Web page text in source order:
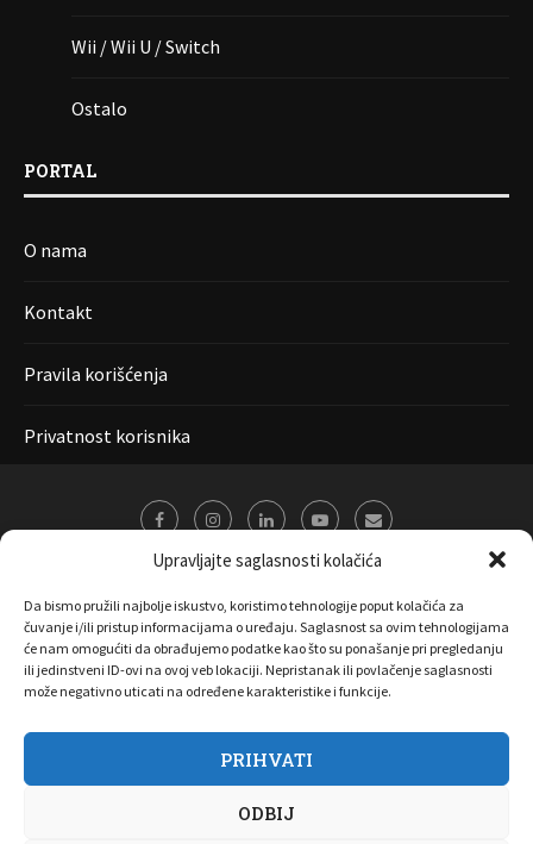
Upravljajte saglasnosti kolačića
Da bismo pružili najbolje iskustvo, koristimo tehnologije poput kolačića za
čuvanje i/ili pristup informacijama o uređaju. Saglasnost sa ovim tehnologijama
će nam omogućiti da obrađujemo podatke kao što su ponašanje pri pregledanju
ili jedinstveni ID-ovi na ovoj veb lokaciji. Nepristanak ili povlačenje saglasnosti
može negativno uticati na određene karakteristike i funkcije.
PRIHVATI
ODBIJ
Wii / Wii U / Switch
Ostalo
PORTAL
O nama
Kontakt
Pravila korišćenja
Privatnost korisnika
O nama Marketing Kontakt FAQ
Privatnost korisnika
Pravila korišćenja